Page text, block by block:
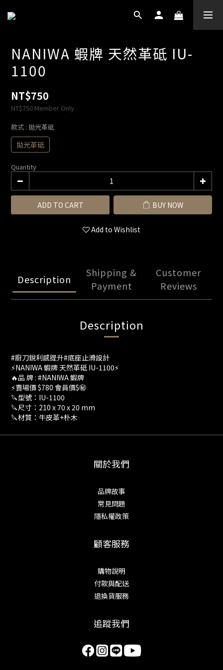
NANIWA 蝦牌 天然革砥 IU-
1100
NT$750
NT$750 Member Only
款式 : 拋光革砥
拋光革砥
Quantity
ADD TO CART BUY NOW
Add to Wishlist
Description
Shipping &
Payment
Customer
Reviews
Description
#廚刀銳利感提升#底座止滑設計
⚡️NANIWA 蝦牌 天然革砥 IU-1100⚡️
🔥品 牌 : #NANIWA 蝦牌
⚡賣場價 $780 會員價$㊙
🔪型號：IU-1100
🔪尺寸：210 x 70 x 20 mm
🔪材質：牛皮革+朴木
關於我們
品牌故事
常見問題
隱私權政策
顧客服務
購物說明
付款與配送
退換貨服務
追蹤我們